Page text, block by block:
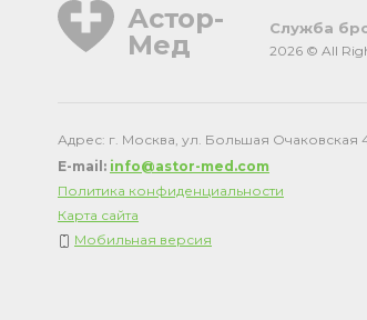
Астор-
Мед
Cлужба
2026 © All
Адрес: г. Москва, ул. Большая Очаковская
E-mail: info@astor-med.com
Политика конфиденциальности
Карта сайта
Мобильная версия